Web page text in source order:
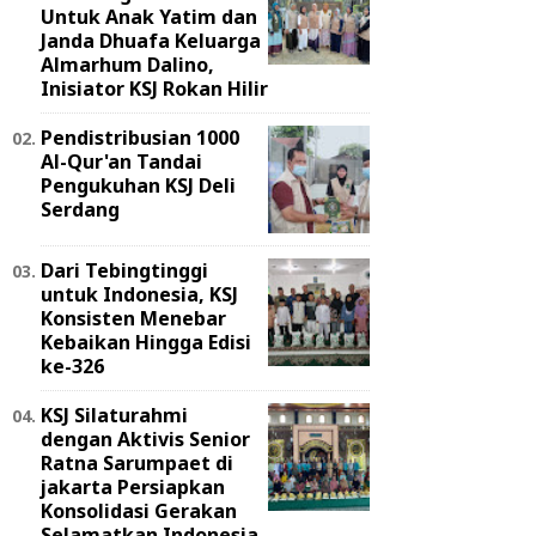
Untuk Anak Yatim dan
Janda Dhuafa Keluarga
Almarhum Dalino,
Inisiator KSJ Rokan Hilir
Pendistribusian 1000
Al-Qur'an Tandai
Pengukuhan KSJ Deli
Serdang
Dari Tebingtinggi
untuk Indonesia, KSJ
Konsisten Menebar
Kebaikan Hingga Edisi
ke-326
KSJ Silaturahmi
dengan Aktivis Senior
Ratna Sarumpaet di
jakarta Persiapkan
Konsolidasi Gerakan